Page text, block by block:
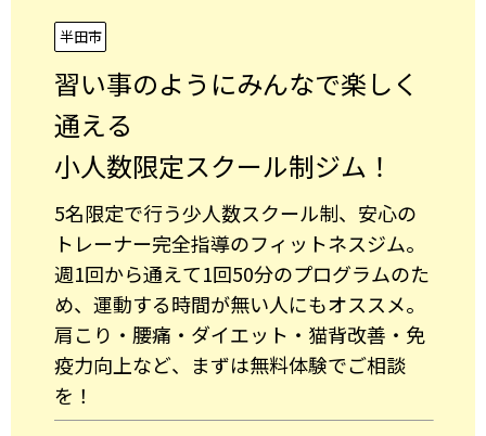
半田市
習い事のようにみんなで楽しく
通える
小人数限定スクール制ジム！
5名限定で行う少人数スクール制、安心の
トレーナー完全指導のフィットネスジム。
週1回から通えて1回50分のプログラムのた
め、運動する時間が無い人にもオススメ。
肩こり・腰痛・ダイエット・猫背改善・免
疫力向上など、まずは無料体験でご相談
を！